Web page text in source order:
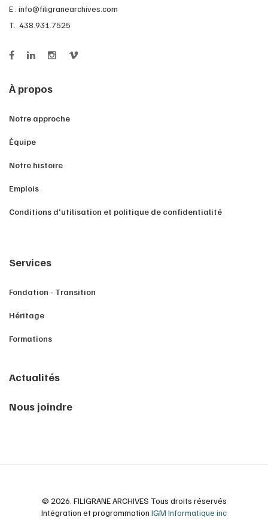
E . info@filigranearchives.com
T. 438.931.7525
À propos
Notre approche
Équipe
Notre histoire
Emplois
Conditions d'utilisation et politique de confidentialité
Services
Fondation - Transition
Héritage
Formations
Actualités
Nous joindre
© 2026. FILIGRANE ARCHIVES Tous droits réservés
Intégration et programmation IGM Informatique inc